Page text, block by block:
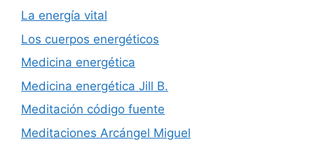
La energía vital
Los cuerpos energéticos
Medicina energética
Medicina energética Jill B.
Meditación código fuente
Meditaciones Arcángel Miguel